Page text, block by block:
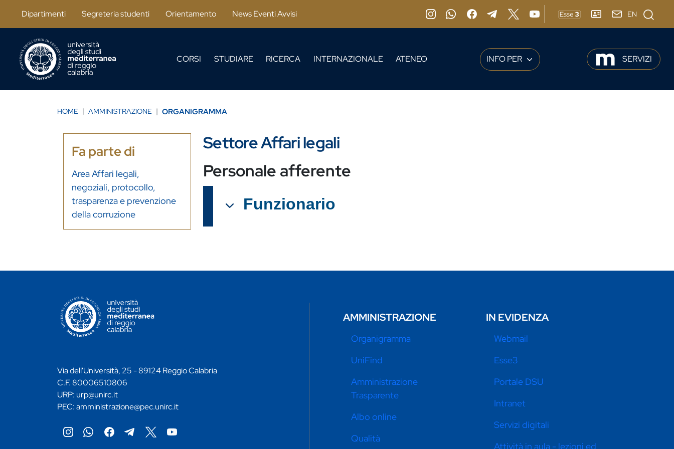
Dipartimenti Segreteria studenti Orientamento News Eventi Avvisi
InstagramWhatsappFacebookTelegram
X YouTubeESSE3 RUBRICA
webmail
EN Cerca
CORSI STUDIARE RICERCA INTERNAZIONALE ATENEO INFO PER SERVIZI
HOME AMMINISTRAZIONE ORGANIGRAMMA
Fa parte di
Area Affari legali,
negoziali, protocollo,
trasparenza e prevenzione
della corruzione
Settore Affari legali
Personale afferente
Funzionario
CONTATTI ATENEO
Via dell'Università, 25 - 89124 Reggio Calabria
C.F. 80006510806
URP: urp@unirc.it
PEC:amministrazione@pec.unirc.it
AMMINISTRAZIONE
Organigramma
UniFind
Amministrazione
Trasparente
Albo online
Qualità
IN EVIDENZA
Webmail
Esse3
Portale DSU
Intranet
Servizi digitali
Attività in aula - lezioni ed